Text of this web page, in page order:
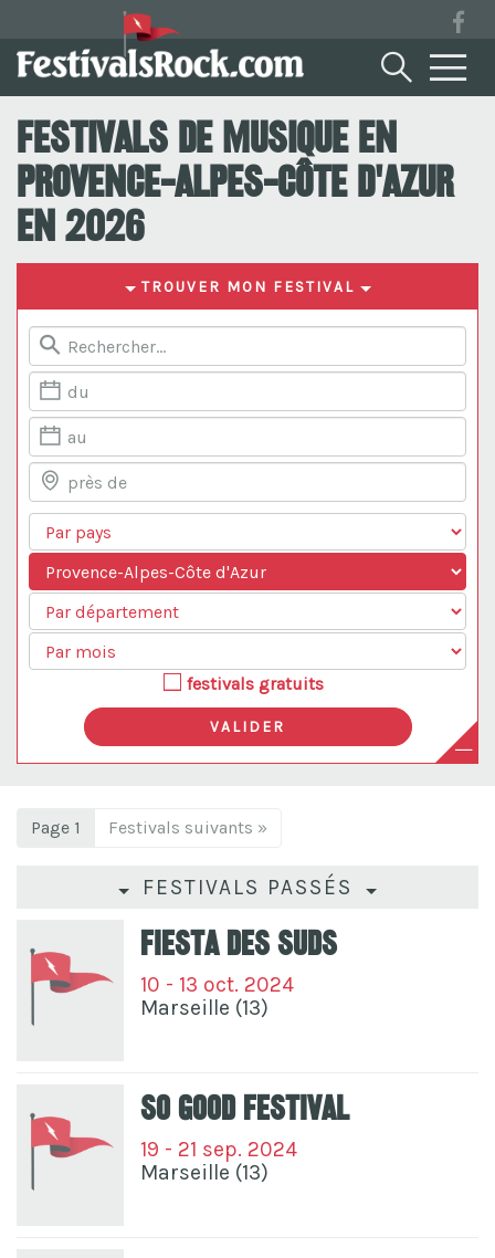
Festivals de musique en
Provence-Alpes-Côte d'Azur
en 2026
TROUVER MON FESTIVAL
festivals gratuits
Page 1 Festivals suivants »
FESTIVALS PASSÉS
Fiesta Des Suds
10 - 13 oct. 2024
Marseille (13)
So Good Festival
19 - 21 sep. 2024
Marseille (13)